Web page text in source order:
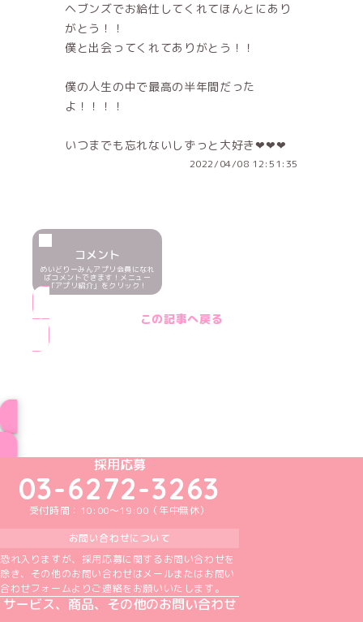
ヘブンズでお給仕してくれてほんとにあり
がとう！！
僕と出会ってくれてありがとう！！
僕の人生の中で最高の半年間だった
よ！！！！
いつまでも忘れないしずっと大好き❤❤❤
2022/04/08 12:51:35
コメント
めいどりーみんアプリ会員になれ
ばコメントできます！メニュー
「アプリ紹介」をクリック！
この記事へ戻る
めいどりーみんTikTok公式アカウント
めいどりーみんX公式アカウント
めいどりーみんInstagram公式アカウント
めいどりーみんFacebook公式アカウン
めいどりーみんYouTube公式アカ
採用応募
03-6272-3263
受付時間：10:00～19:00（年中無休）
お問い合わせについて
恐れ入りますが、採用応募に関するお問い合わせを
除き、その他のお問い合わせはメールまたはお問い
合わせフォームよりご連絡をお願いいたします。
サービス、商品、その他のお問い合わせ